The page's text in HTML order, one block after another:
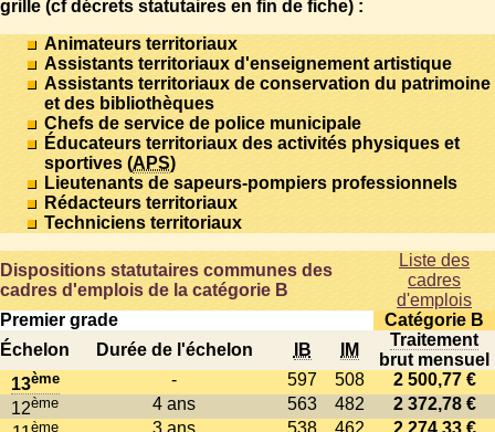
grille (cf décrets statutaires en fin de fiche) :
Animateurs territoriaux
Assistants territoriaux d'enseignement artistique
Assistants territoriaux de conservation du patrimoine
et des bibliothèques
Chefs de service de police municipale
Éducateurs territoriaux des activités physiques et
sportives (APS)
Lieutenants de sapeurs-pompiers professionnels
Rédacteurs territoriaux
Techniciens territoriaux
Dispositions statutaires communes des
cadres d'emplois de la catégorie B
Liste des
cadres
d'emplois
Premier grade
Catégorie B
Échelon
Durée de l'échelon IB IM
Traitement
brut mensuel
13ème - 597 508
2 500,77 €
12ème 4 ans 563 482
2 372,78 €
ème 3 ans 538 462 2 274,33 €